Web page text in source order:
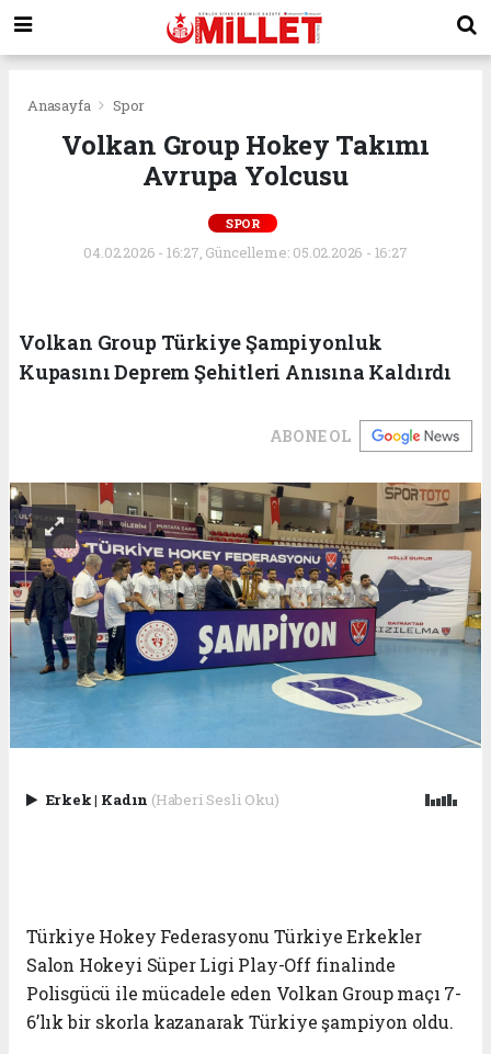
Anasayfa Spor
Volkan Group Hokey Takımı
Avrupa Yolcusu
SPOR
04.02.2026 - 16:27, Güncelleme: 05.02.2026 - 16:27
Volkan Group Türkiye Şampiyonluk
Kupasını Deprem Şehitleri Anısına Kaldırdı
ABONE OL
Erkek| Kadın (Haberi Sesli Oku)
Türkiye Hokey Federasyonu Türkiye Erkekler
Salon Hokeyi Süper Ligi Play-Off finalinde
Polisgücü ile mücadele eden Volkan Group maçı 7-
6’lık bir skorla kazanarak Türkiye şampiyon oldu.